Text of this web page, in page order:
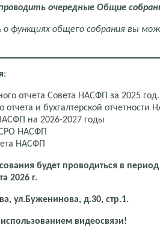
очередные Общие
функциях общего собрания вы
:
отчета Совета НАСФП за 2025 год.
отчета и бухгалтерской отчетности
на 2026-2027 годы
НАСФП
НАСФП
будет проводиться в
2026 г.
ул.Буженинова, д.30, стр.1.
видеосвязи!